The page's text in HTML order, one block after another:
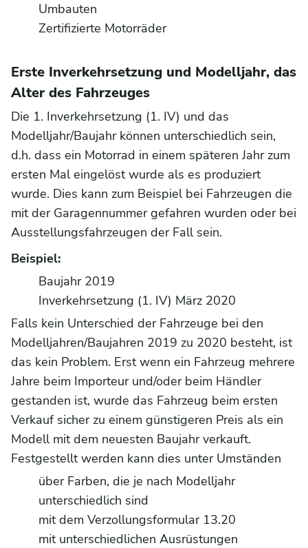
Umbauten
Zertifizierte Motorräder
Erste Inverkehrsetzung und Modelljahr, das
Alter des Fahrzeuges
Die 1. Inverkehrsetzung (1. IV) und das
Modelljahr/Baujahr können unterschiedlich sein,
d.h. dass ein Motorrad in einem späteren Jahr zum
ersten Mal eingelöst wurde als es produziert
wurde. Dies kann zum Beispiel bei Fahrzeugen die
mit der Garagennummer gefahren wurden oder bei
Ausstellungsfahrzeugen der Fall sein.
Beispiel:
Baujahr 2019
Inverkehrsetzung (1. IV) März 2020
Falls kein Unterschied der Fahrzeuge bei den
Modelljahren/Baujahren 2019 zu 2020 besteht, ist
das kein Problem. Erst wenn ein Fahrzeug mehrere
Jahre beim Importeur und/oder beim Händler
gestanden ist, wurde das Fahrzeug beim ersten
Verkauf sicher zu einem günstigeren Preis als ein
Modell mit dem neuesten Baujahr verkauft.
Festgestellt werden kann dies unter Umständen
über Farben, die je nach Modelljahr
unterschiedlich sind
mit dem Verzollungsformular 13.20
mit unterschiedlichen Ausrüstungen